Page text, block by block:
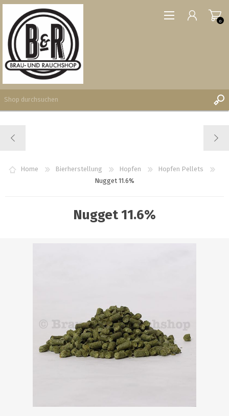
WUNSCHLISTE
0
0
Home Bierherstellung Hopfen
Hopfen Pellets
Nugget 11.6%
Nugget 11.6%